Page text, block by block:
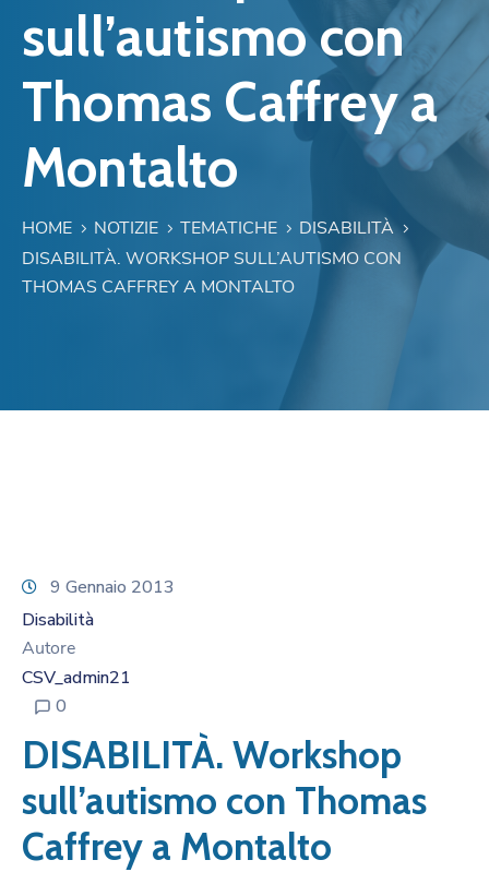
sull’autismo con
Thomas Caffrey a
Montalto
HOME NOTIZIE TEMATICHE
DISABILITÀ
DISABILITÀ. WORKSHOP SULL’AUTISMO CON
THOMAS CAFFREY A MONTALTO
9 Gennaio 2013
Disabilità
Autore
CSV_admin21
0
DISABILITÀ. Workshop
sull’autismo con Thomas
Caffrey a Montalto